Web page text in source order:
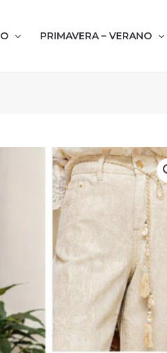
PRIMAVERA – VERANO